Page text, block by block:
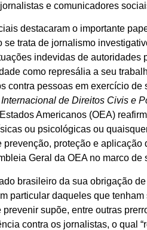
e comunicadores
destacaram o importante
trata de jornalismo
indevidas de autoridades
como represália a seu
contra pessoas em exercício
de Direitos Civis e
Americanos (OEA)
ou psicológicas ou
proteção e
Geral da OEA no marco
brasileiro da sua obrigação
particular daqueles que
supõe, entre outras
contra os jornalistas, o qual